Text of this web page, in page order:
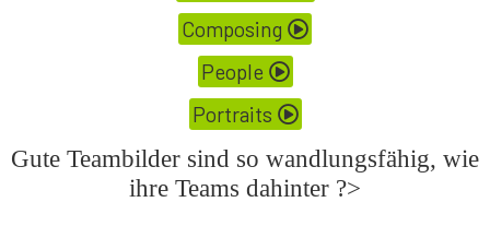
Composing
People
Portraits
Gute Teambilder sind so wandlungsfähig, wie
ihre Teams dahinter ?>